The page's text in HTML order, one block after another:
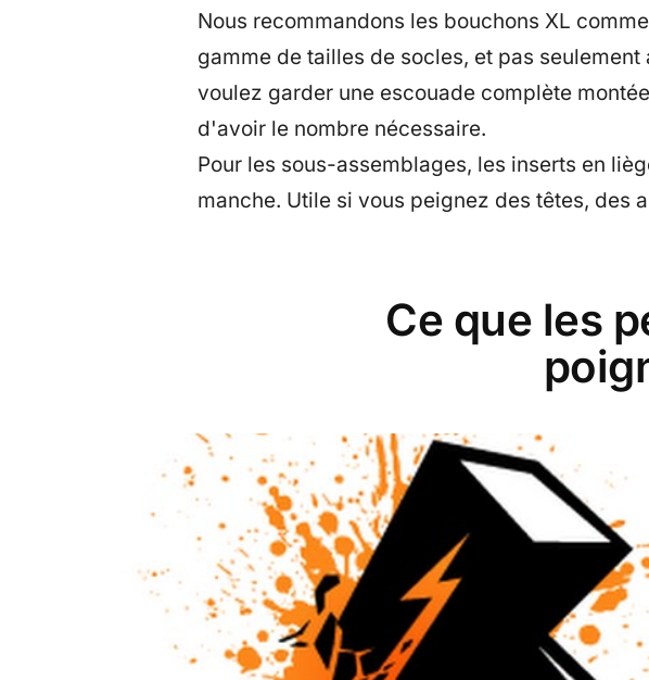
Nous recommandons les bouchons XL
gamme de tailles de socles, et pas
voulez garder une escouade complète
d'avoir le nombre nécessaire.
Pour les sous-assemblages, les inserts en
manche. Utile si vous peignez des têtes, des
Ce que les